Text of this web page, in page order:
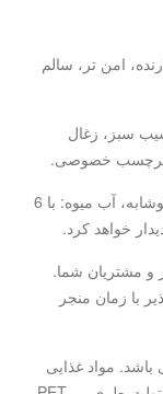
امن تر، سالم
سیب سبز، زغال
برچسب خصوصی.
ارائه 100٪ طبیعی و سالم نوشیدنی آلوئه ورا، نوشابه، آب میوه: با 6
خواهد کرد.
و مشتریان شما.
با زمان منجر
مواد غذایی